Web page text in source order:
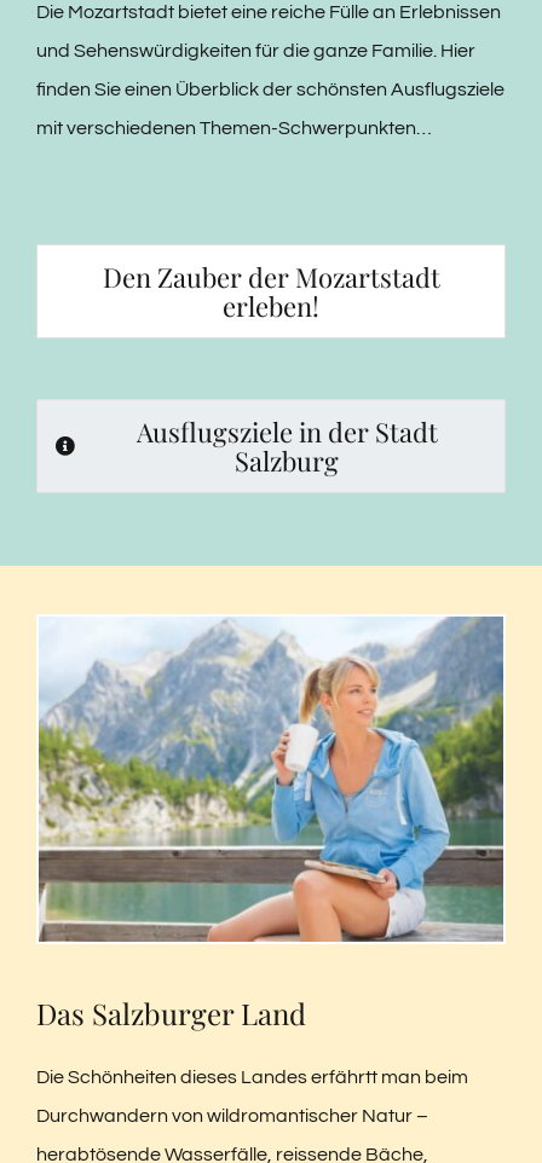
Die Mozartstadt bietet eine reiche Fülle an Erlebnissen
und Sehenswürdigkeiten für die ganze Familie. Hier
finden Sie einen Überblick der schönsten Ausflugsziele
mit verschiedenen Themen-Schwerpunkten…
Den Zauber der Mozartstadt
erleben!
Ausflugsziele in der Stadt
Salzburg
Das Salzburger Land
Die Schönheiten dieses Landes erfährtt man beim
Durchwandern von wildromantischer Natur –
herabtösende Wasserfälle, reissende Bäche,